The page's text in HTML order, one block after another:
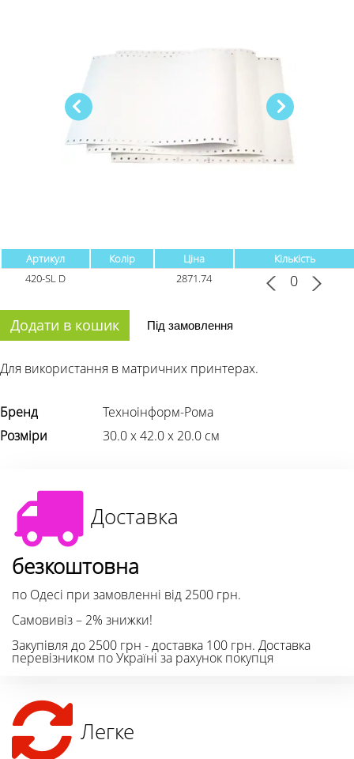
Артикул Колір Ціна
Кількість
420-SL D
2871.74
Додати в кошик Під замовлення
Для використання в матричних принтерах.
Бренд
Техноінформ-Рома
Розміри
30.0 х 42.0 х 20.0 см
Доставка
безкоштовна
по Одесі при замовленні від 2500 грн.
Самовивіз – 2% знижки!
Закупівля до 2500 грн - доставка 100 грн. Доставка
перевізником по Україні за рахунок покупця
Легке